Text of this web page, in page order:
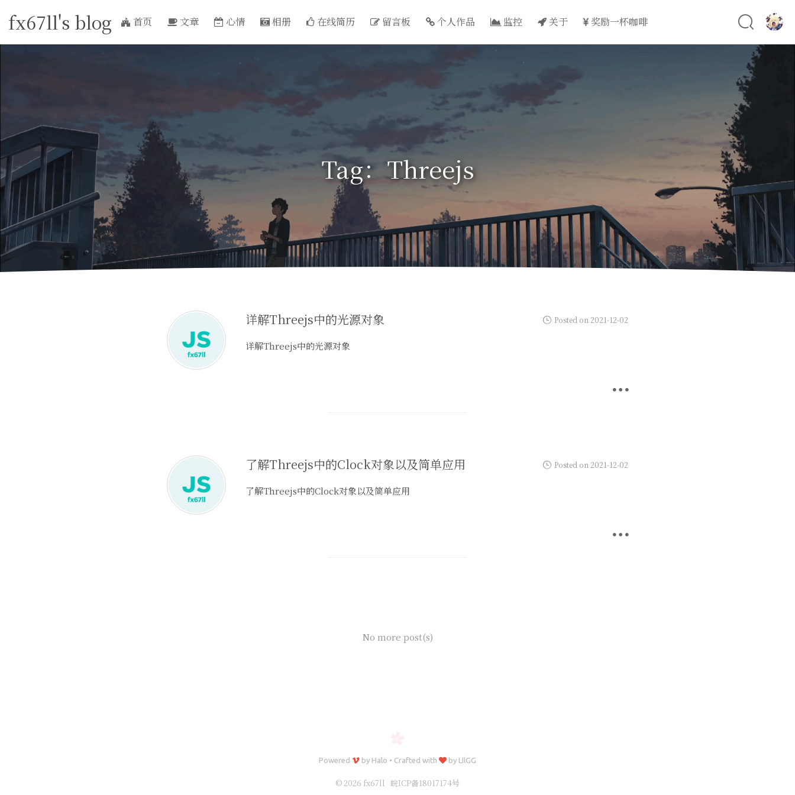
fx67ll's blog 首页 文章 心情 相册 在线简历 留言板 个人作品 监控 关于 奖励一杯咖啡
Tag：Threejs
详解Threejs中的光源对象 Posted on 2021-12-02
详解Threejs中的光源对象
了解Threejs中的Clock对象以及简单应用 Posted on 2021-12-02
了解Threejs中的Clock对象以及简单应用
No more post(s)
Powered by Halo • Crafted with by LIlGG
© 2026 fx67ll 皖ICP备18017174号